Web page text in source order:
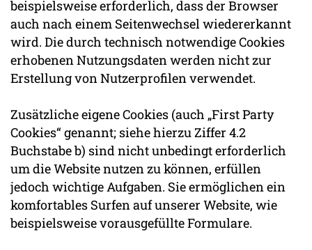
beispielsweise erforderlich, dass der Browser
auch nach einem Seitenwechsel wiedererkannt
wird. Die durch technisch notwendige Cookies
erhobenen Nutzungsdaten werden nicht zur
Erstellung von Nutzerprofilen verwendet.
Zusätzliche eigene Cookies (auch „First Party
Cookies“ genannt; siehe hierzu Ziffer 4.2
Buchstabe b) sind nicht unbedingt erforderlich
um die Website nutzen zu können, erfüllen
jedoch wichtige Aufgaben. Sie ermöglichen ein
komfortables Surfen auf unserer Website, wie
beispielsweise vorausgefüllte Formulare.